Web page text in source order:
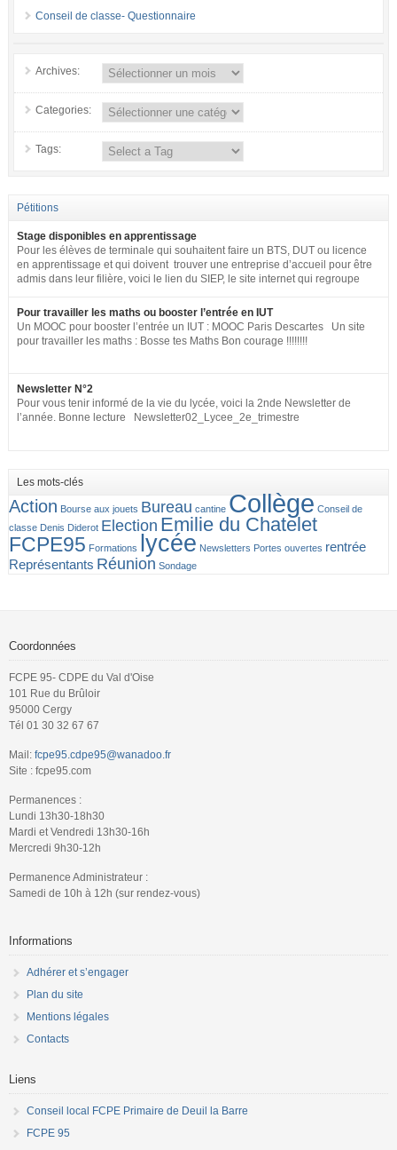
Conseil de classe- Questionnaire
Archives:
Categories:
Tags:
Pétitions
Stage disponibles en apprentissage
Pour les élèves de terminale qui souhaitent faire un BTS, DUT ou licence
en apprentissage et qui doivent trouver une entreprise d’accueil pour être
admis dans leur filière, voici le lien du SIEP, le site internet qui regroupe
pour toute la fonction publique + SNCF. http://www.fonction-
publique.gouv.fr/biep/bienvenue-sur-la-bourse-interministerielle-de-
lemploi-public
Pour travailler les maths ou booster l’entrée en IUT
Un MOOC pour booster l’entrée un IUT : MOOC Paris Descartes Un site
pour travailler les maths : Bosse tes Maths Bon courage !!!!!!!!
Newsletter N°2
Pour vous tenir informé de la vie du lycée, voici la 2nde Newsletter de
l’année. Bonne lecture Newsletter02_Lycee_2e_trimestre
Les mots-clés
Action Bourse aux jouets Bureau cantine Collège Conseil de
classe Denis Diderot Election Emilie du Chatelet
FCPE95 Formations lycée Newsletters Portes ouvertes rentrée
Représentants Réunion Sondage
Coordonnées
FCPE 95- CDPE du Val d'Oise
101 Rue du Brûloir
95000 Cergy
Tél 01 30 32 67 67
Mail: fcpe95.cdpe95@wanadoo.fr
Site : fcpe95.com
Permanences :
Lundi 13h30-18h30
Mardi et Vendredi 13h30-16h
Mercredi 9h30-12h
Permanence Administrateur :
Samedi de 10h à 12h (sur rendez-vous)
Informations
Adhérer et s’engager
Plan du site
Mentions légales
Contacts
Liens
Conseil local FCPE Primaire de Deuil la Barre
FCPE 95